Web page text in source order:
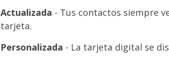
Actualizada - Tus contactos siempre
tarjeta.
Personalizada - La tarjeta digital se